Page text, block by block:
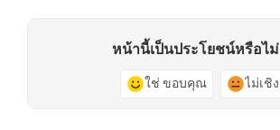
หน้านี้เป็นประโยชน์หรือไม่
ใช่ ขอบคุณ ไม่เชิง